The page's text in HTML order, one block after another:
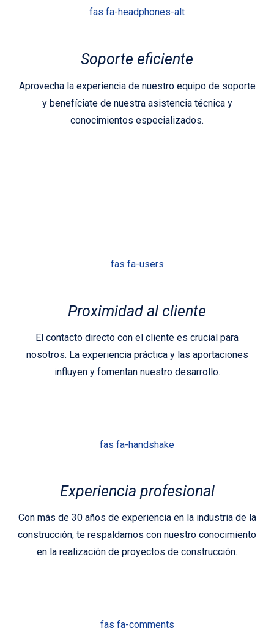
fas fa-headphones-alt
Soporte eficiente
Aprovecha la experiencia de nuestro equipo de soporte
y benefíciate de nuestra asistencia técnica y
conocimientos especializados.
fas fa-users
Proximidad al cliente
El contacto directo con el cliente es crucial para
nosotros. La experiencia práctica y las aportaciones
influyen y fomentan nuestro desarrollo.
fas fa-handshake
Experiencia profesional
Con más de 30 años de experiencia en la industria de la
construcción, te respaldamos con nuestro conocimiento
en la realización de proyectos de construcción.
fas fa-comments